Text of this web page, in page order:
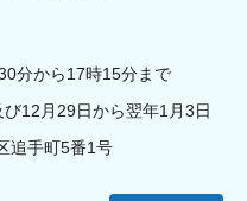
分から17時15分まで
12月29日から翌年1月3日
追手町5番1号